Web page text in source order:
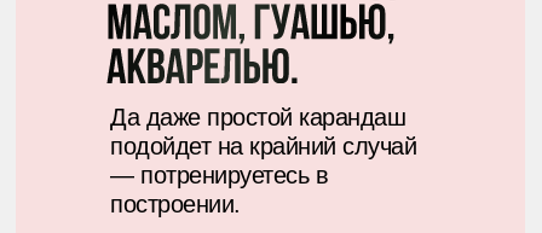
Да даже простой карандаш
подойдет на крайний случай
— потренируетесь в
построении.